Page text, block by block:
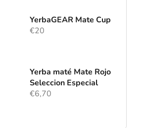
YerbaGEAR Mate Cup
€20
Yerba maté Mate Rojo
Seleccion Especial
€6,70